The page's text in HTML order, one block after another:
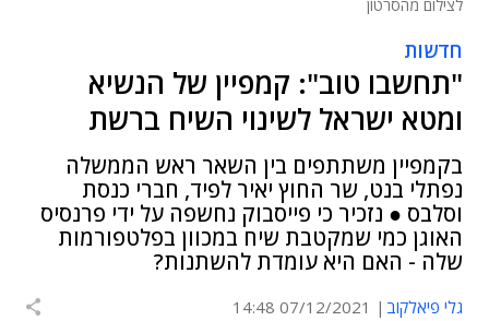
לצילום מהסרטון
חדשות
"תחשבו טוב": קמפיין של הנשיא
ומטא ישראל לשינוי השיח ברשת
בקמפיין משתתפים בין השאר ראש הממשלה
נפתלי בנט, שר החוץ יאיר לפיד, חברי כנסת
וסלבס ● נזכיר כי פייסבוק נחשפה על ידי פרנסיס
האוגן כמי שמקטבת שיח במכוון בפלטפורמות
שלה - האם היא עומדת להשתנות?
גלי פיאלקוב 07/12/2021 14:48